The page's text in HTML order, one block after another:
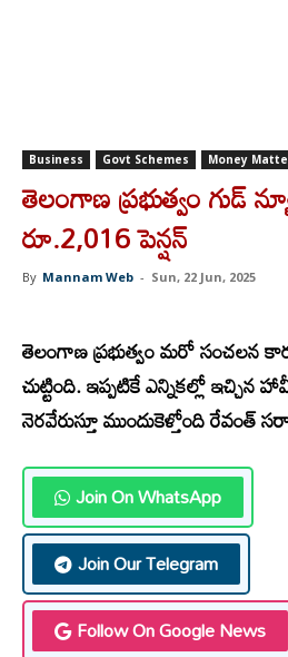
Business Govt Schemes Money
తెలంగాణ ప్రభుత్వం గుడ్‌
రూ.2,016 పెన్షన్‌
By Mannam Web - Sun, 22 Jun, 2025
తెలంగాణ ప్రభుత్వం మరో సంచలన
చుట్టింది. ఇప్పటికే ఎన్నికల్లో ఇచ్చిన
నెరవేరుస్తూ ముందుకెళ్తోంది రేవంత్
Join On WhatsApp
Join Our Telegram
Follow On Google News